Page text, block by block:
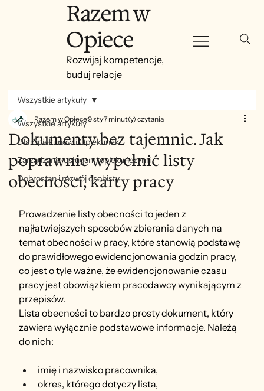
Razem w
Opiece
Rozwijaj kompetencje,
buduj relacje
Wszystkie artykuły
Dla Opiekunów i Opiekunek
Zarządzanie usługami opiekuńczymi
Dobrostan i rozwój osobisty
Wszystkie artykuły
Dokumenty bez tajemnic. Jak
poprawnie wypełnić listy
obecności, karty pracy
Razem w Opiece9 sty7 minut(y) czytania
Prowadzenie listy obecności to jeden z
najłatwiejszych sposobów zbierania danych na
temat obecności w pracy, które stanowią podstawę
do prawidłowego ewidencjonowania godzin pracy,
co jest o tyle ważne, że ewidencjonowanie czasu
pracy jest obowiązkiem pracodawcy wynikającym z
przepisów.
Lista obecności to bardzo prosty dokument, który
zawiera wyłącznie podstawowe informacje. Należą
do nich:
imię i nazwisko pracownika,
okres, którego dotyczy lista,